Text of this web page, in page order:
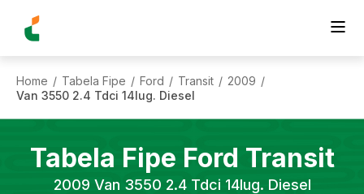
Home / Tabela Fipe / Ford / Transit / 2009 /
Van 3550 2.4 Tdci 14lug. Diesel
Tabela Fipe Ford Transit
2009 Van 3550 2.4 Tdci 14lug. Diesel